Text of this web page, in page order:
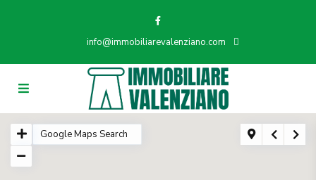
info@immobiliarevalenziano.com